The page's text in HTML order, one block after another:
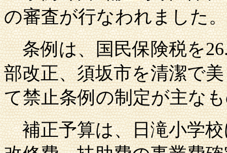
の審査が行なわれました。
条例は、国民保険税を
部改正、須坂市を清潔で
て禁止条例の制定が主な
補正予算は、日滝小学校